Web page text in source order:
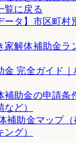
覧に戻る
ータ】市区町村
家解体補助金ラ
金 完全ガイド｜
補助金の申請
ど）
補助金マップ
グ）